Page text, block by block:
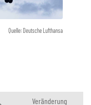
Quelle: Deutsche Lufthansa
Veränderung